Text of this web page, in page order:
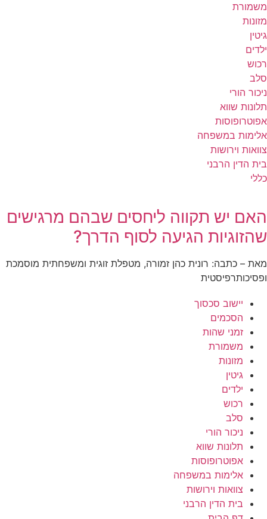
משמורת
מזונות
גיטין
ילדים
רכוש
סלב
ניכור הורי
תלונות שווא
אפוטרופוסות
אלימות במשפחה
צוואות וירושות
בית הדין הרבני
כללי
האם יש תקווה ליחסים שבהם מרגישים
שהזוגיות הגיעה לסוף הדרך?
מאת – כתבה: רונית כהן זמורה, מטפלת זוגית ומשפחתית מוסמכת
ופסיכותרפיסטית
יישוב סכסוך
הסכמים
זמני שהות
משמורת
מזונות
גיטין
ילדים
רכוש
סלב
ניכור הורי
תלונות שווא
אפוטרופוסות
אלימות במשפחה
צוואות וירושות
בית הדין הרבני